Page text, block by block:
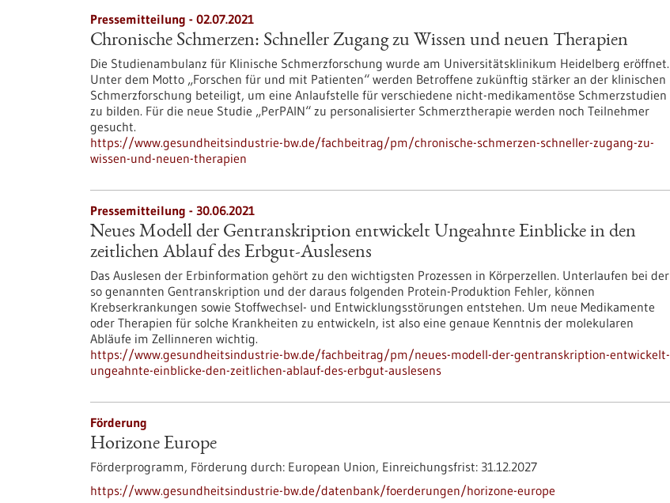
Pressemitteilung - 02.07.2021
Chronische Schmerzen: Schneller Zugang zu Wissen und neuen Therapien
Die Studienambulanz für Klinische Schmerzforschung wurde am Universitätsklinikum Heidelberg eröffnet.
Unter dem Motto „Forschen für und mit Patienten“ werden Betroffene zukünftig stärker an der klinischen
Schmerzforschung beteiligt, um eine Anlaufstelle für verschiedene nicht-medikamentöse Schmerzstudien
zu bilden. Für die neue Studie „PerPAIN“ zu personalisierter Schmerztherapie werden noch Teilnehmer
gesucht.
https://www.gesundheitsindustrie-bw.de/fachbeitrag/pm/chronische-schmerzen-schneller-zugang-zu-
wissen-und-neuen-therapien
Pressemitteilung - 30.06.2021
Neues Modell der Gentranskription entwickelt Ungeahnte Einblicke in den
zeitlichen Ablauf des Erbgut-Auslesens
Das Auslesen der Erbinformation gehört zu den wichtigsten Prozessen in Körperzellen. Unterlaufen bei der
so genannten Gentranskription und der daraus folgenden Protein-Produktion Fehler, können
Krebserkrankungen sowie Stoffwechsel- und Entwicklungsstörungen entstehen. Um neue Medikamente
oder Therapien für solche Krankheiten zu entwickeln, ist also eine genaue Kenntnis der molekularen
Abläufe im Zellinneren wichtig.
https://www.gesundheitsindustrie-bw.de/fachbeitrag/pm/neues-modell-der-gentranskription-entwickelt-
ungeahnte-einblicke-den-zeitlichen-ablauf-des-erbgut-auslesens
Förderung
Horizone Europe
Förderprogramm, Förderung durch: European Union, Einreichungsfrist: 31.12.2027
https://www.gesundheitsindustrie-bw.de/datenbank/foerderungen/horizone-europe